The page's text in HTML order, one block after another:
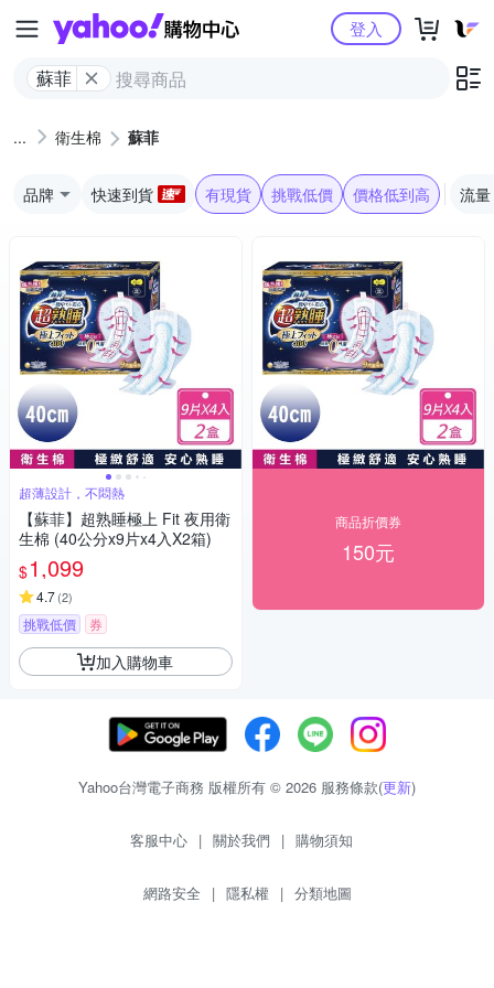
Yahoo購物中心
蘇菲
登入
衛生棉 蘇菲
品牌 快速到貨 有現貨 挑戰低價 價格低到高 流量
超薄設計，不悶熱
【蘇菲】超熟睡極上 Fit 夜用衛
生棉 (40公分x9片x4入X2箱)
$1,099
4.7(2)
挑戰低價 券
加入購物車
商品折價券
150元
Yahoo台灣電子商務 版權所有 © 2026 服務條款(更新)
客服中心 | 關於我們 | 購物須知
網路安全 | 隱私權 | 分類地圖